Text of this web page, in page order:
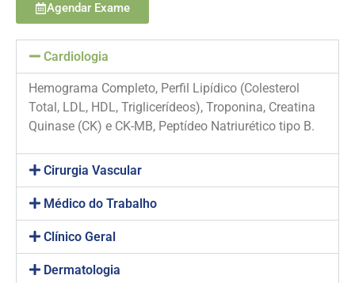
Agendar Exame
Cardiologia
Hemograma Completo, Perfil Lipídico (Colesterol
Total, LDL, HDL, Triglicerídeos), Troponina, Creatina
Quinase (CK) e CK-MB, Peptídeo Natriurético tipo B.
Cirurgia Vascular
Médico do Trabalho
Clínico Geral
Dermatologia